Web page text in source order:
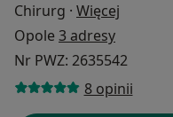
Chirurg · Więcej
Opole 3 adresy
Nr PWZ: 2635542
8 opinii